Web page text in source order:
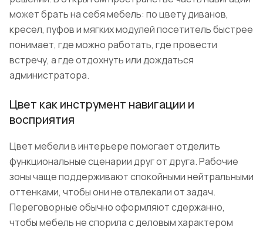
может брать на себя мебель: по цвету диванов,
кресел, пуфов и мягких модулей посетитель быстрее
понимает, где можно работать, где провести
встречу, а где отдохнуть или дождаться
администратора.
Цвет как инструмент навигации и
восприятия
Цвет мебели в интерьере помогает отделить
функциональные сценарии друг от друга. Рабочие
зоны чаще поддерживают спокойными нейтральными
оттенками, чтобы они не отвлекали от задач.
Переговорные обычно оформляют сдержанно,
чтобы мебель не спорила с деловым характером